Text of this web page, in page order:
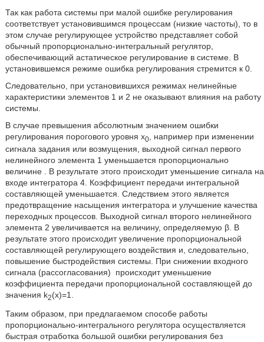
Так как работа системы при малой ошибке регулирования
соответствует установившимся процессам (низкие частоты), то в
этом случае регулирующее устройство представляет собой
обычный пропорционально-интегральный регулятор,
обеспечивающий астатическое регулирование в системе. В
установившемся режиме ошибка регулирования стремится к 0.
Следовательно, при установившихся режимах нелинейные
характеристики элементов 1 и 2 не оказывают влияния на работу
системы.
В случае превышения абсолютным значением ошибки
регулирования порогового уровня х0, например при изменении
сигнала задания или возмущения, выходной сигнал первого
нелинейного элемента 1 уменьшается пропорционально
величине . В результате этого происходит уменьшение сигнала на
входе интегратора 4. Коэффициент передачи интегральной
составляющей уменьшается. Следствием этого является
предотвращение насыщения интегратора и улучшение качества
переходных процессов. Выходной сигнал второго нелинейного
элемента 2 увеличивается на величину, определяемую β. В
результате этого происходит увеличение пропорциональной
составляющей регулирующего воздействия и, следовательно,
повышение быстродействия системы. При снижении входного
сигнала (рассогласования)
происходит уменьшение
коэффициента передачи пропорциональной составляющей до
значения k2(x)=1.
Таким образом, при предлагаемом способе работы
пропорционально-интегрального регулятора осуществляется
быстрая отработка большой ошибки регулирования без